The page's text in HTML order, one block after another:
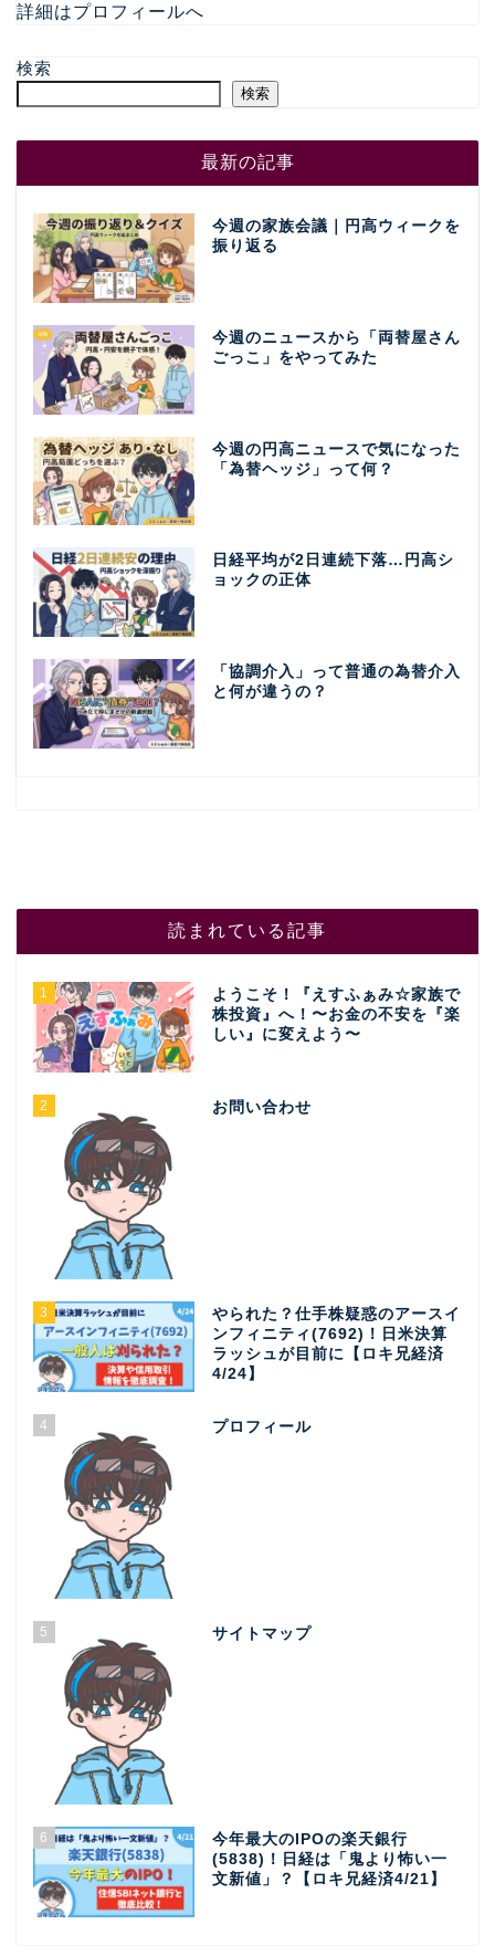
詳細はプロフィールへ
検索
検索
最新の記事
今週の家族会議｜円高ウィークを
振り返る
今週のニュースから「両替屋さん
ごっこ」をやってみた
今週の円高ニュースで気になった
「為替ヘッジ」って何？
日経平均が2日連続下落…円高シ
ョックの正体
「協調介入」って普通の為替介入
と何が違うの？
読まれている記事
1
ようこそ！『えすふぁみ☆家族で
株投資』へ！〜お金の不安を『楽
しい』に変えよう〜
2 お問い合わせ
3
やられた？仕手株疑惑のアースイ
ンフィニティ(7692)！日米決算
ラッシュが目前に【ロキ兄経済
4/24】
4 プロフィール
5 サイトマップ
6
今年最大のIPOの楽天銀行
(5838)！日経は「鬼より怖い一
文新値」？【ロキ兄経済4/21】